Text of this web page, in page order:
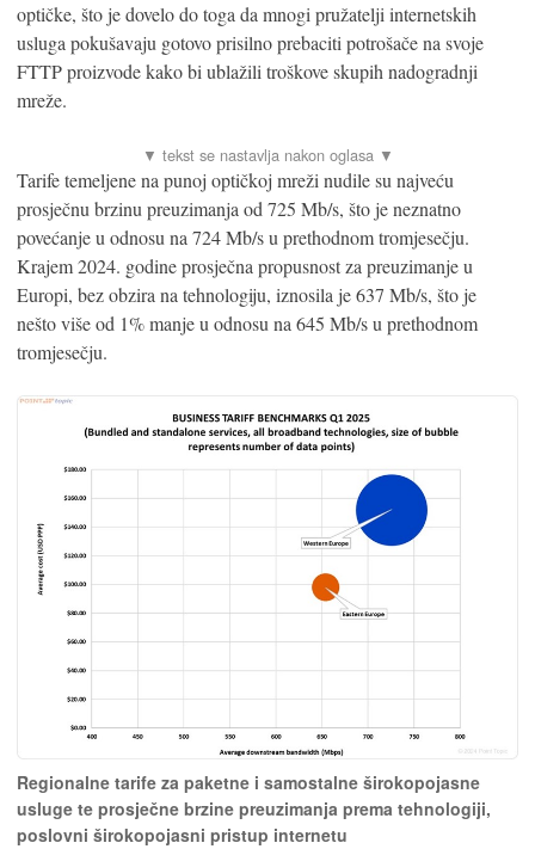
optičke, što je dovelo do toga da mnogi pružatelji internetskih
usluga pokušavaju gotovo prisilno prebaciti potrošače na svoje
FTTP proizvode kako bi ublažili troškove skupih nadogradnji
mreže.
Tarife temeljene na punoj optičkoj mreži nudile su najveću
prosječnu brzinu preuzimanja od 725 Mb/s, što je neznatno
povećanje u odnosu na 724 Mb/s u prethodnom tromjesečju.
Krajem 2024. godine prosječna propusnost za preuzimanje u
Europi, bez obzira na tehnologiju, iznosila je 637 Mb/s, što je
nešto više od 1% manje u odnosu na 645 Mb/s u prethodnom
tromjesečju.
Regionalne tarife za paketne i samostalne širokopojasne
usluge te prosječne brzine preuzimanja prema tehnologiji,
poslovni širokopojasni pristup internetu